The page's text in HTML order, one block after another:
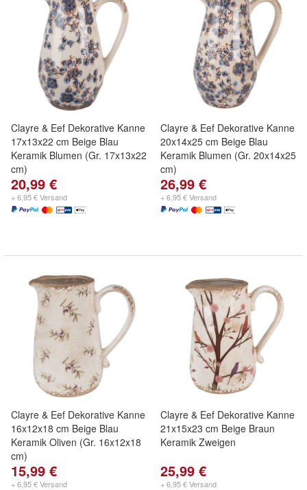
Clayre & Eef Dekorative Kanne
17x13x22 cm Beige Blau
Keramik Blumen (Gr. 17x13x22
cm)
20,99 €
+ 6,95 € Versand
Clayre & Eef Dekorative Kanne
20x14x25 cm Beige Blau
Keramik Blumen (Gr. 20x14x25
cm)
26,99 €
+ 6,95 € Versand
Clayre & Eef Dekorative Kanne
16x12x18 cm Beige Blau
Keramik Oliven (Gr. 16x12x18
cm)
15,99 €
+ 6,95 € Versand
Clayre & Eef Dekorative Kanne
21x15x23 cm Beige Braun
Keramik Zweigen
25,99 €
+ 6,95 € Versand